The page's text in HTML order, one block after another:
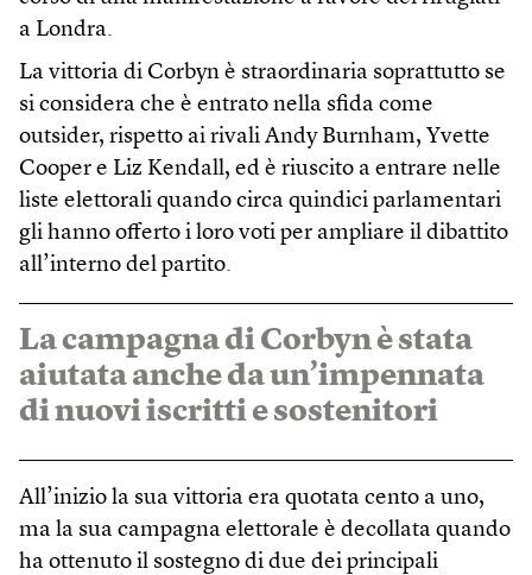
a Londra.
La vittoria di Corbyn è straordinaria soprattutto se
si considera che è entrato nella sfida come
outsider, rispetto ai rivali Andy Burnham, Yvette
Cooper e Liz Kendall, ed è riuscito a entrare nelle
liste elettorali quando circa quindici parlamentari
gli hanno offerto i loro voti per ampliare il dibattito
all’interno del partito.
La campagna di Corbyn è stata
aiutata anche da un’impennata
di nuovi iscritti e sostenitori
All’inizio la sua vittoria era quotata cento a uno,
ma la sua campagna elettorale è decollata quando
ha ottenuto il sostegno di due dei principali